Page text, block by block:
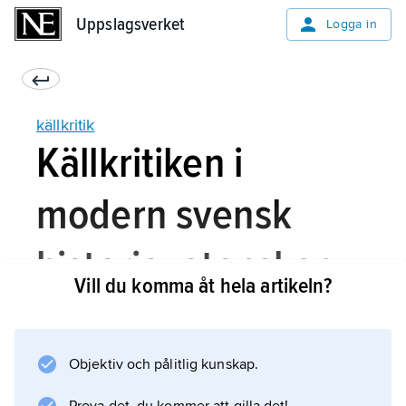
Uppslagsverket Logga in
källkritik
Källkritiken i
modern svensk
historievetenskap
Den ”tyska” källkritiken vann inflytande i
Skandinavien genom Kristian Erslevs
Vill du komma åt hela artikeln?
Objektiv och pålitlig kunskap.